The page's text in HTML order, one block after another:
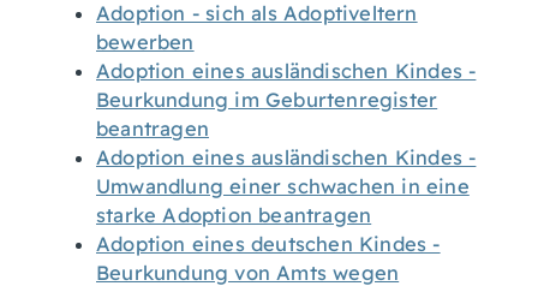
Adoption - sich als Adoptiveltern
bewerben
Adoption eines ausländischen Kindes -
Beurkundung im Geburtenregister
beantragen
Adoption eines ausländischen Kindes -
Umwandlung einer schwachen in eine
starke Adoption beantragen
Adoption eines deutschen Kindes -
Beurkundung von Amts wegen